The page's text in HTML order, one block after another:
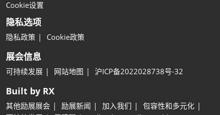
Cookie设置
隐私选项
隐私政策 Cookie政策
展会信息
可持续发展 网站地图 沪ICP备2022028738号-32
Built by RX
其他励展展会 励展新闻 加入我们
包容性和多元化